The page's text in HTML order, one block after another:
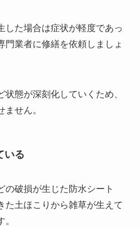
した場合は症状が軽度であっ
門業者に修繕を依頼しましょ
状態が深刻化していくため、
せん。
いる
の破損が生じた防水シート
た土ほこりから雑草が生えて